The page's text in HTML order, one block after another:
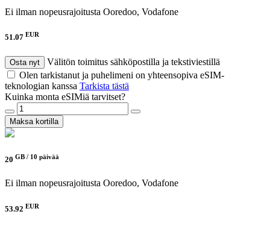
Ei ilman nopeusrajoitusta Ooredoo, Vodafone
51.07 EUR
Osta nyt
Välitön toimitus sähköpostilla ja tekstiviestillä
Olen tarkistanut ja puhelimeni on yhteensopiva eSIM-
teknologian kanssa Tarkista tästä
Kuinka monta eSIMiä tarvitset?
Maksa kortilla
20 GB / 10 päivää
Ei ilman nopeusrajoitusta Ooredoo, Vodafone
53.92 EUR